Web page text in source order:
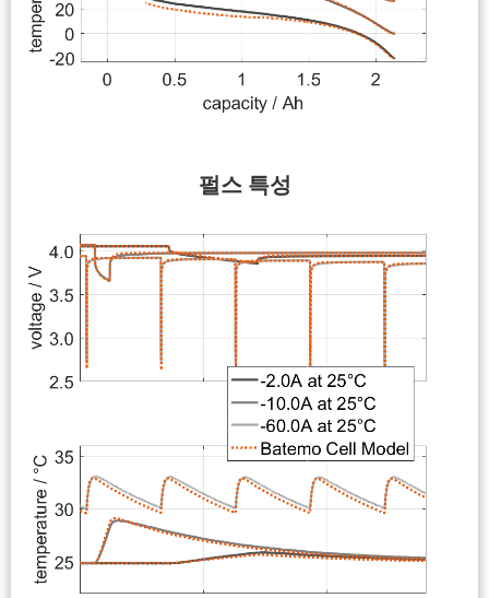
펄스 특성